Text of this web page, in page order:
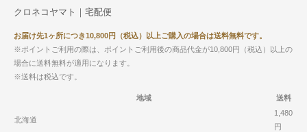
クロネコヤマト｜宅配便
お届け先1ヶ所につき10,800円（税込）以上ご購入の場合は送料無料です。
※ポイントご利用の際は、ポイントご利用後の商品代金が10,800円（税込）以上の
場合に送料無料が適用になります。
※送料は税込です。
地域 送料
北海道
1,480
円